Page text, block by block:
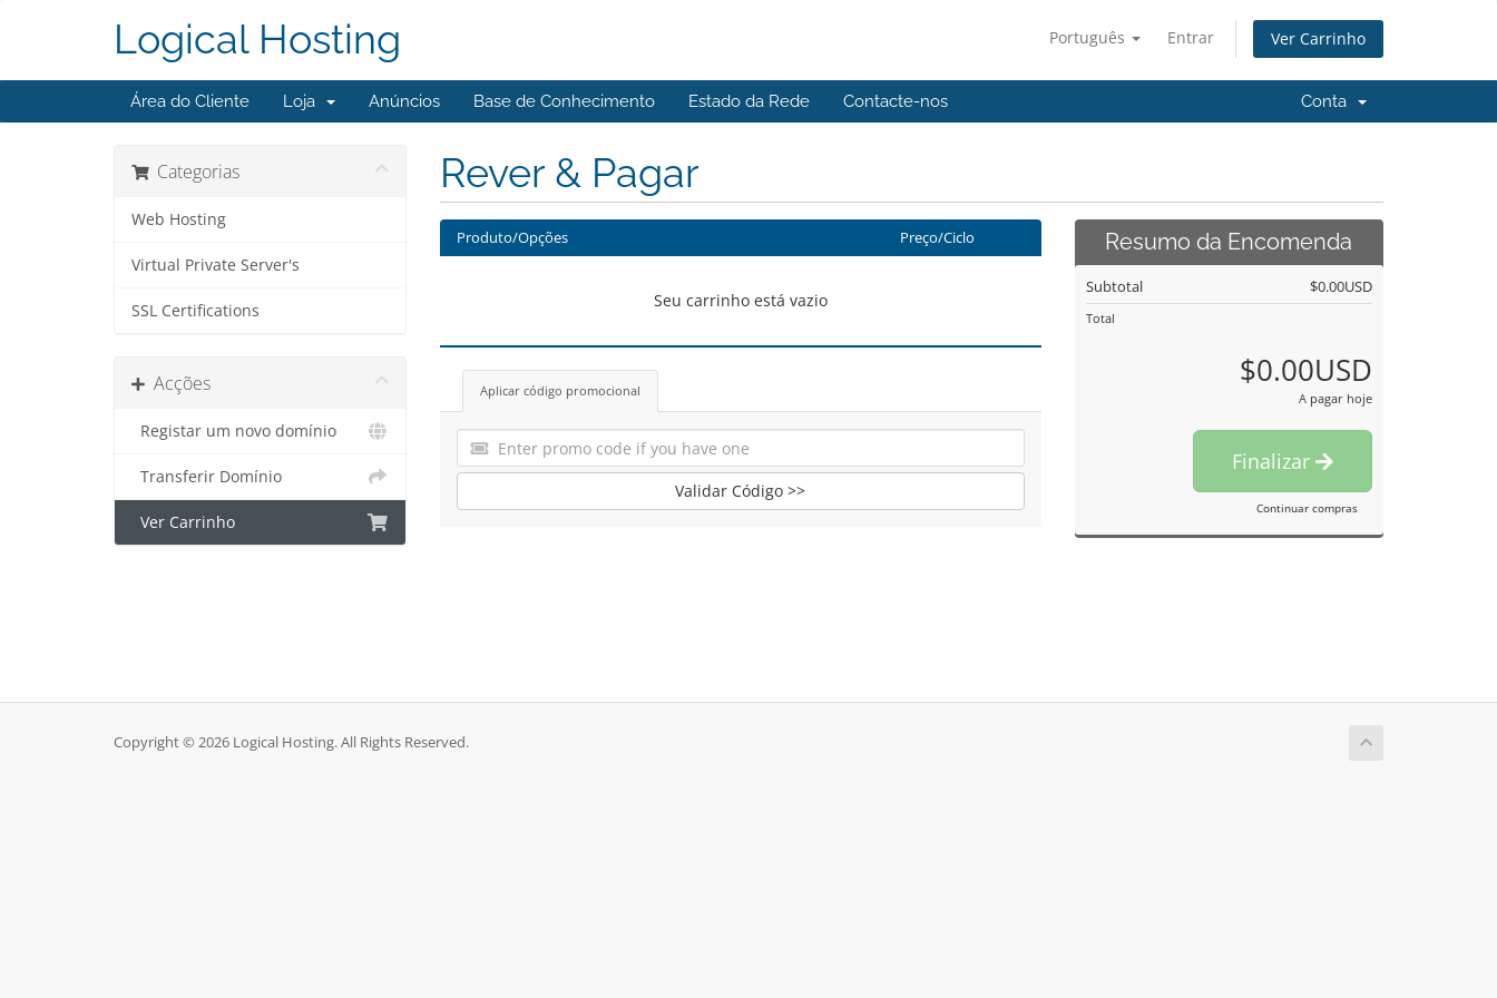
Português Entrar Ver Carrinho
Logical Hosting
Área do Cliente Loja Anúncios Base de Conhecimento Estado da Rede Contacte-nos Conta
Categorias
Web Hosting
Virtual Private Server's
SSL Certifications
Acções
Registar um novo domínio
Transferir Domínio
Ver Carrinho
Rever & Pagar
Produto/Opções Preço/Ciclo
Seu carrinho está vazio
Aplicar código promocional
Validar Código >>
Resumo da Encomenda
Subtotal $0.00USD
Total
$0.00USD
A pagar hoje
Finalizar
Continuar compras
Copyright © 2026 Logical Hosting. All Rights Reserved.